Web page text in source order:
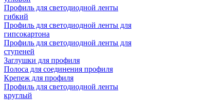
Профиль для светодиодной ленты
гибкий
Профиль для светодиодной ленты для
гипсокартона
Профиль для светодиодной ленты для
ступеней
Заглушки для профиля
Полоса для соединения профиля
Крепеж для профиля
Профиль для светодиодной ленты
круглый